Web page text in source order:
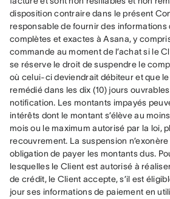
disposition contraire dans le présent
responsable de fournir des informations
complètes et exactes à Asana, y
commande au moment de l’achat si le
se réserve le droit de suspendre le
où celui-ci deviendrait débiteur et que le
remédié dans les dix (10) jours
notification. Les montants impayés
intérêts dont le montant s’élève au
mois ou le maximum autorisé par la loi,
recouvrement. La suspension
obligation de payer les montants dus.
lesquelles le Client est autorisé à
de crédit, le Client accepte, s’il est
jour ses informations de paiement en